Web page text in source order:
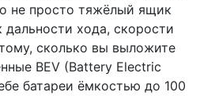
не просто тяжёлый ящик
хода, скорости
сколько вы выложите
BEV (Battery Electric
батареи ёмкостью до 100